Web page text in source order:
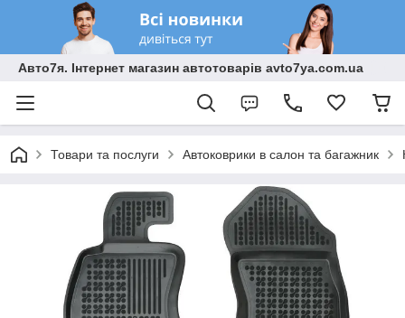
Авто7я. Інтернет магазин автотоварів avto7ya.com.ua
Товари та послуги Автоковрики в салон та багажник